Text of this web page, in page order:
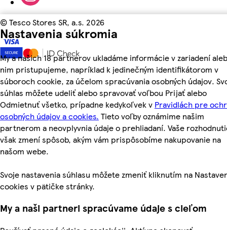
Nastavenia súkromia
My a našich 18 partnerov ukladáme informácie v zariadení
nim pristupujeme, napríklad k jedinečným identifikátorom v
súboroch cookie, za účelom spracúvania osobných údajov.
súhlas môžete udeliť alebo spravovať voľbou Prijať alebo
Odmietnuť všetko, prípadne kedykoľvek v Pravidlách pre
osobných údajov a cookies. Tieto voľby oznámime našim
partnerom a neovplyvnia údaje o prehliadaní. Vaše
však zmení spôsob, akým vám prispôsobíme nakupovanie na
našom webe.
Svoje nastavenia súhlasu môžete zmeniť kliknutím na
cookies v pätičke stránky.
My a naši partneri spracúvame údaje s cieľom
©Tesco Stores SR, a.s. 2026